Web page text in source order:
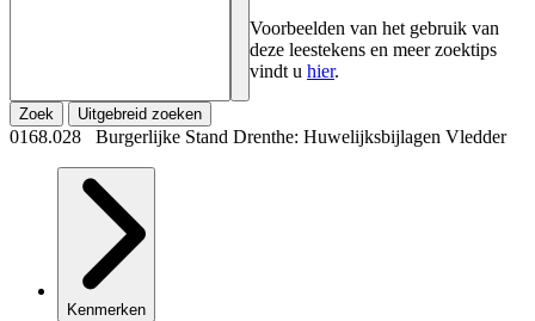
Voorbeelden van het gebruik van
deze leestekens en meer zoektips
vindt u hier.
Zoek Uitgebreid zoeken
0168.028 Burgerlijke Stand Drenthe: Huwelijksbijlagen Vledder
Kenmerken